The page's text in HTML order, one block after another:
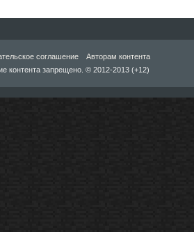
соглашение
Авторам контента
контента запрещено. © 2012-2013 (+12)